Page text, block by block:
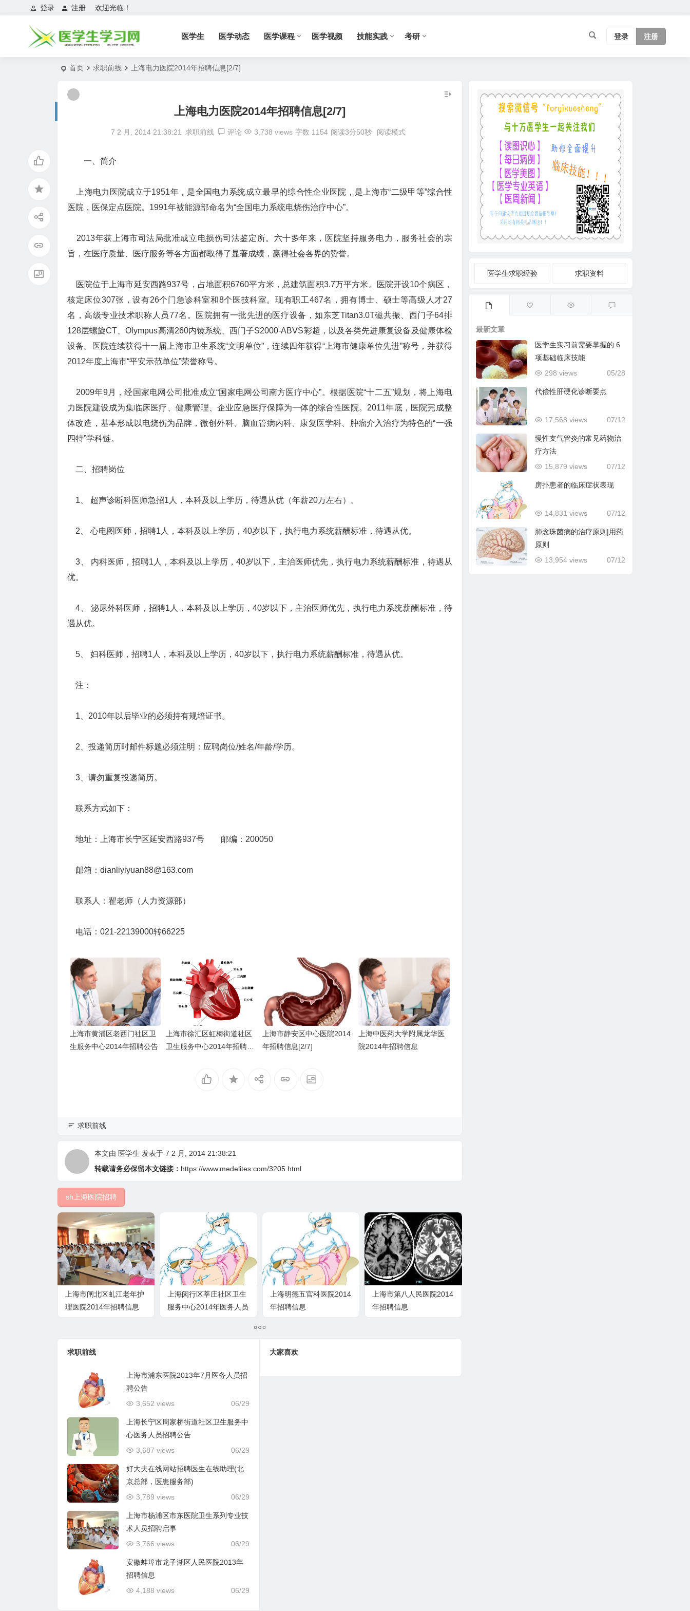
欢迎光临！
登录 注册
医学生 医学动态 医学课程 医学视频 技能实践 考研 登录 注册
首页 求职前线 上海电力医院2014年招聘信息[2/7]
上海电力医院2014年招聘信息[2/7]
7 2 月, 2014 21:38:21 求职前线 评论 3,738 views 字数 1154 阅读3分50秒 阅读模式
一、简介
上海电力医院成立于1951年，是全国电力系统成立最早的综合性企业医院，是上海市“二级甲等”综合性
医院，医保定点医院。1991年被能源部命名为“全国电力系统电烧伤治疗中心”。
2013年获上海市司法局批准成立电损伤司法鉴定所。六十多年来，医院坚持服务电力，服务社会的宗
旨，在医疗质量、医疗服务等各方面都取得了显著成绩，赢得社会各界的赞誉。
医院位于上海市延安西路937号，占地面积6760平方米，总建筑面积3.7万平方米。医院开设10个病区，
核定床位307张，设有26个门急诊科室和8个医技科室。现有职工467名，拥有博士、硕士等高级人才27
名，高级专业技术职称人员77名。医院拥有一批先进的医疗设备，如东芝Titan3.0T磁共振、西门子64排
128层螺旋CT、Olympus高清260内镜系统、西门子S2000-ABVS彩超，以及各类先进康复设备及健康体检
设备。医院连续获得十一届上海市卫生系统“文明单位”，连续四年获得“上海市健康单位先进”称号，并获得
2012年度上海市“平安示范单位”荣誉称号。
2009年9月，经国家电网公司批准成立“国家电网公司南方医疗中心”。根据医院“十二五”规划，将上海电
力医院建设成为集临床医疗、健康管理、企业应急医疗保障为一体的综合性医院。2011年底，医院完成整
体改造，基本形成以电烧伤为品牌，微创外科、脑血管病内科、康复医学科、肿瘤介入治疗为特色的“一强
四特”学科链。
二、招聘岗位
1、 超声诊断科医师急招1人，本科及以上学历，待遇从优（年薪20万左右）。
2、 心电图医师，招聘1人，本科及以上学历，40岁以下，执行电力系统薪酬标准，待遇从优。
3、 内科医师，招聘1人，本科及以上学历，40岁以下，主治医师优先，执行电力系统薪酬标准，待遇从
优。
4、 泌尿外科医师，招聘1人，本科及以上学历，40岁以下，主治医师优先，执行电力系统薪酬标准，待
遇从优。
5、 妇科医师，招聘1人，本科及以上学历，40岁以下，执行电力系统薪酬标准，待遇从优。
注：
1、2010年以后毕业的必须持有规培证书。
2、投递简历时邮件标题必须注明：应聘岗位/姓名/年龄/学历。
3、请勿重复投递简历。
联系方式如下：
地址：上海市长宁区延安西路937号 邮编：200050
邮箱：dianliyiyuan88@163.com
联系人：翟老师（人力资源部）
电话：021-22139000转66225
上海市黄浦区老西门社区卫
生服务中心2014年招聘公告
上海市徐汇区虹梅街道社区
卫生服务中心2014年招聘信
上海市静安区中心医院2014
年招聘信息[2/7]
上海中医药大学附属龙华医
院2014年招聘信息
求职前线
本文由 医学生 发表于 7 2 月, 2014 21:38:21
转载请务必保留本文链接： https://www.medelites.com/3205.html
sh上海医院招聘
上海市闸北区虬江老年护
理医院2014年招聘信息
上海闵行区莘庄社区卫生
服务中心2014年医务人员
上海明德五官科医院2014
年招聘信息
上海市第八人民医院2014
年招聘信息
求职前线
上海市浦东医院2013年7月医务人员招
聘公告
06/29
3,652 views
上海长宁区周家桥街道社区卫生服务中
心医务人员招聘公告
06/29
3,687 views
好大夫在线网站招聘医生在线助理(北
京总部，医患服务部)
06/29
3,789 views
上海市杨浦区市东医院卫生系列专业技
术人员招聘启事
06/29
3,766 views
安徽蚌埠市龙子湖区人民医院2013年
招聘信息
06/29
4,188 views
大家喜欢
医学生求职经验 求职资料
最新文章
医学生实习前需要掌握的 6
项基础临床技能
05/28
298 views
代偿性肝硬化诊断要点
07/12
17,568 views
慢性支气管炎的常见药物治
疗方法
07/12
15,879 views
房扑患者的临床症状表现
07/12
14,831 views
肺念珠菌病的治疗原则|用药
原则
07/12
13,954 views